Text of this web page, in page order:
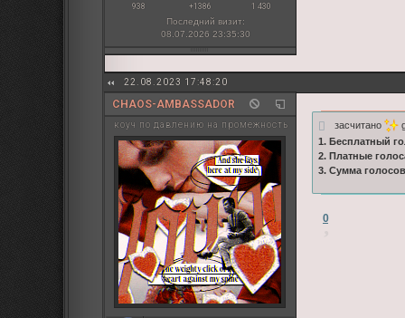
938
+1386
1 430
Последний визит:
08.07.2026 23:35:30
22.08.2023 17:48:20
CHAOS-AMBASSADOR
коуч по давлению на промежность засчитано
1. Бесплатный
2. Платные
3. Сумма
0